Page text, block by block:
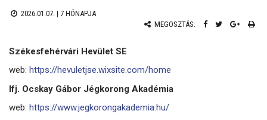
2026.01.07. | 7 HÓNAPJA
MEGOSZTÁS:
Székesfehérvári Hevület SE
web: https://hevuletjse.wixsite.com/home
Ifj. Ocskay Gábor Jégkorong Akadémia
web: https://www.jegkorongakademia.hu/